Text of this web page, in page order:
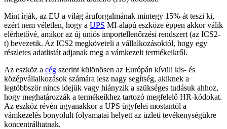
Mint írják, az EU a világ áruforgalmának mintegy 15%-át teszi ki,
ezért nem véletlen, hogy a UPS MI-alapú eszköze éppen akkor válik
elérhetővé, amikor az új uniós importellenőrzési rendszert (az ICS2-
t) bevezetik. Az ICS2 megköveteli a vállalkozásoktól, hogy egy
részletes adatlistát adjanak meg a vámkezelt termékeikről.
Az eszköz a cég szerint különösen az Európán kívüli kis- és
középvállalkozások számára lesz nagy segítség, akiknek a
legtöbbször nincs idejük vagy hiányzik a szükséges tudásuk ahhoz,
hogy meghatározzák a termékeikhez tartozó megfelelő HR-kódokat.
Az eszköz révén ugyanakkor a UPS ügyfelei mostantól a
vámkezelés bonyolult folyamatai helyett az üzleti tevékenységükre
koncentrálhatnak.